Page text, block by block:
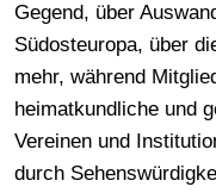
Gegend, über
Südosteuropa, über
mehr, während
heimatkundliche und
Vereinen und
durch